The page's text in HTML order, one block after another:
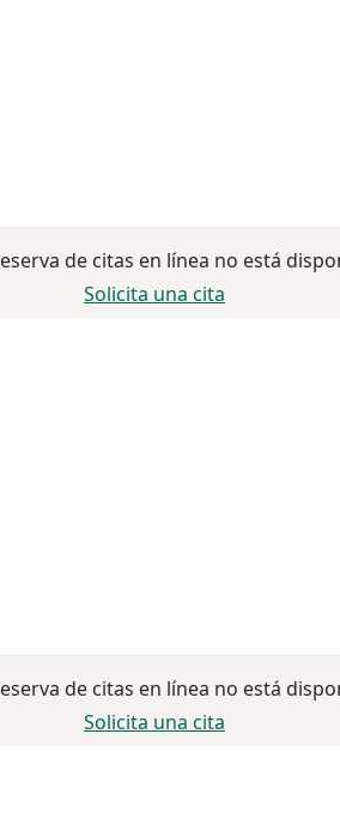
de citas en línea no está
Solicita una cita
de citas en línea no está
Solicita una cita